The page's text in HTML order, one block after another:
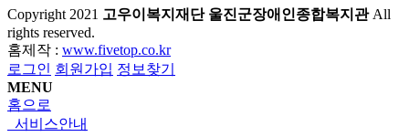
Copyright 2021 고우이복지재단 울진군장애인종합복지관All
rights reserved.
홈제작 : www.fivetop.co.kr
로그인 회원가입 정보찾기
MENU
홈으로
서비스안내